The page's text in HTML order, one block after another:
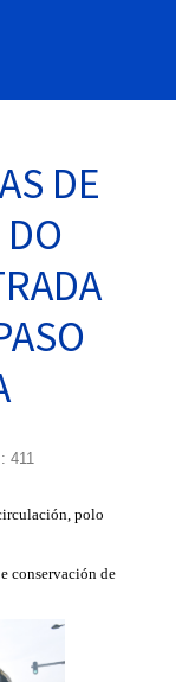
DE
411
polo
conservación de